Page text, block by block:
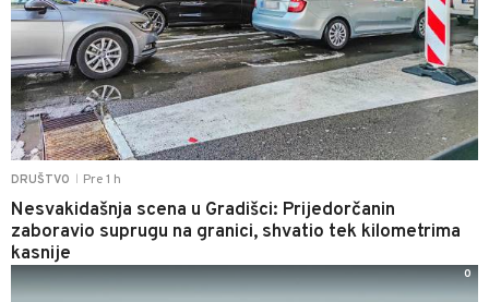
DRUŠTVO Pre 1 h
Nesvakidašnja scena u Gradišci: Prijedorčanin
zaboravio suprugu na granici, shvatio tek kilometrima
kasnije
0